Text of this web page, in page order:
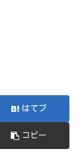
はてブ
コピー